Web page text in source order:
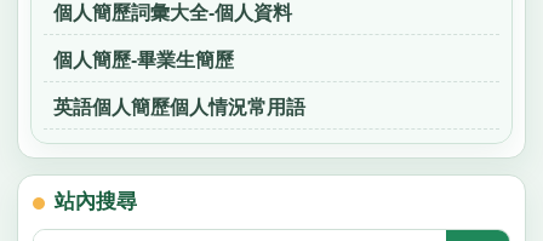
個人簡歷詞彙大全-個人資料
個人簡歷-畢業生簡歷
英語個人簡歷個人情況常用語
站內搜尋